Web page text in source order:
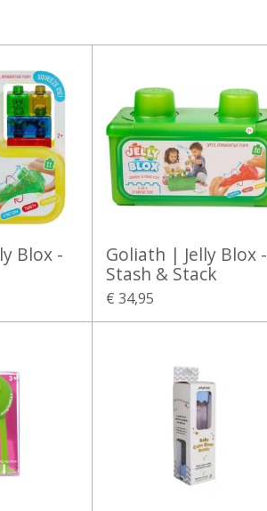
Blox -
Goliath | Jelly Blox -
Stash & Stack
€ 34,95